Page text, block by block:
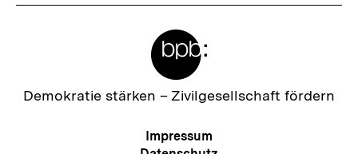
Zur
Demokratie stärken – Zivilgesellschaft fördern
Meta-
Impressum